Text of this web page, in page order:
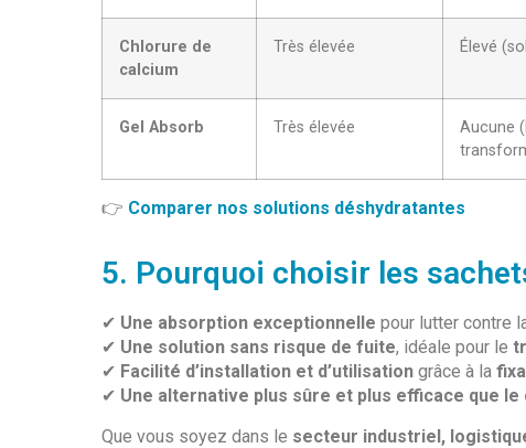
Chlorure de
calcium
Très élevée Élevé
Gel Absorb Très élevée
Aucune
👉 Comparer nos solutions déshydratantes
5. Pourquoi choisir les
✔ Une absorption exceptionnelle pour lutter contre
✔ Une solution sans risque de fuite, idéale pour le
✔ Facilité d’installation et d’utilisation grâce à la
✔ Une alternative plus sûre et plus efficace que
Que vous soyez dans le secteur industriel,